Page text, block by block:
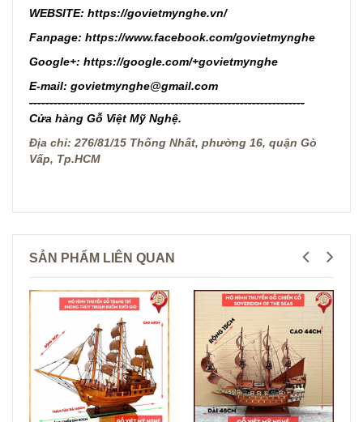
WEBSITE: https://govietmynghe.vn/
Fanpage: https://www.facebook.com/govietmynghe
Google+: https://google.com/+govietmynghe
E-mail: govietmynghe@gmail.com
--------------------------------------------------------------------
Cửa hàng Gỗ Việt Mỹ Nghệ.
Địa chỉ: 276/81/15 Thống Nhất, phường 16, quận Gò
Vấp, Tp.HCM
SẢN PHẨM LIÊN QUAN